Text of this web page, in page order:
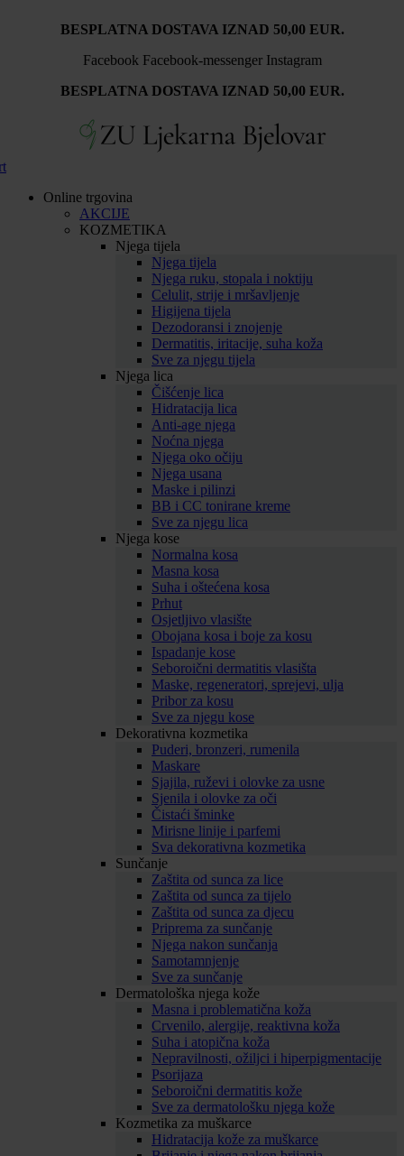
BESPLATNA DOSTAVA IZNAD 50,00 EUR.
Facebook Facebook-messenger Instagram
BESPLATNA DOSTAVA IZNAD 50,00 EUR.
Online trgovina
AKCIJE
KOZMETIKA
Njega tijela
Njega tijela
Njega ruku, stopala i noktiju
Celulit, strije i mršavljenje
Higijena tijela
Dezodoransi i znojenje
Dermatitis, iritacije, suha koža
Sve za njegu tijela
Njega lica
Čišćenje lica
Hidratacija lica
Anti-age njega
Noćna njega
Njega oko očiju
Njega usana
Maske i pilinzi
BB i CC tonirane kreme
Sve za njegu lica
Njega kose
Normalna kosa
Masna kosa
Suha i oštećena kosa
Prhut
Osjetljivo vlasište
Obojana kosa i boje za kosu
Ispadanje kose
Seboroični dermatitis vlasišta
Maske, regeneratori, sprejevi, ulja
Pribor za kosu
Sve za njegu kose
Dekorativna kozmetika
Puderi, bronzeri, rumenila
Maskare
Sjajila, ruževi i olovke za usne
Sjenila i olovke za oči
Čistaći šminke
Mirisne linije i parfemi
Sva dekorativna kozmetika
Sunčanje
Zaštita od sunca za lice
Zaštita od sunca za tijelo
Zaštita od sunca za djecu
Priprema za sunčanje
Njega nakon sunčanja
Samotamnjenje
Sve za sunčanje
Dermatološka njega kože
Masna i problematična koža
Crvenilo, alergije, reaktivna koža
Suha i atopična koža
Nepravilnosti, ožiljci i hiperpigmentacije
Psorijaza
Seboroični dermatitis kože
Sve za dermatološku njega kože
Kozmetika za muškarce
Hidratacija kože za muškarce